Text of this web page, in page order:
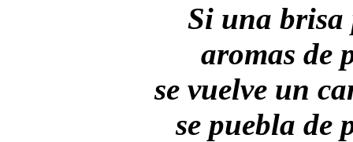
Si una brisa
aromas de
se vuelve un
se puebla de